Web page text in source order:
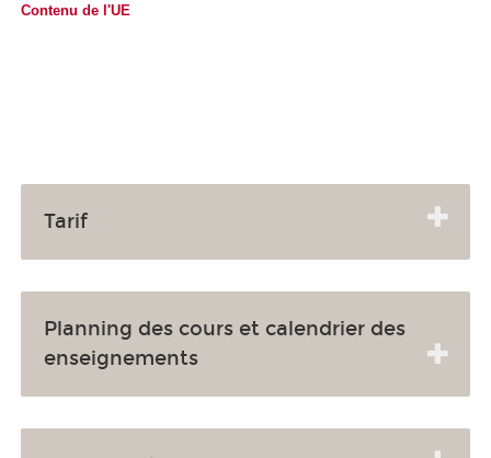
Contenu de l'UE
Tarif
Planning des cours et calendrier des
enseignements